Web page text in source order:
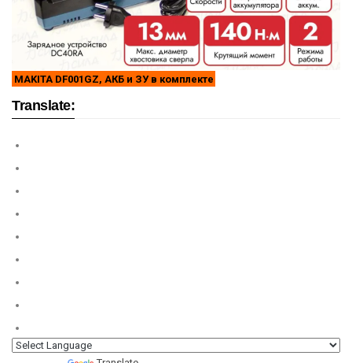
MAKITA DF001GZ, АКБ и ЗУ в комплекте
Translate: